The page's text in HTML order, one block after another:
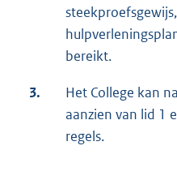
bereikt.
3.
Het College kan
aanzien van lid 1
regels.